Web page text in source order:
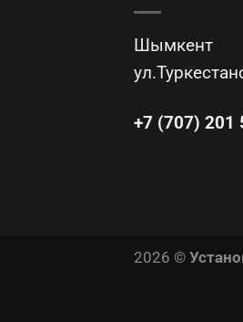
Шымкент
+7 (707) 201
2026 ©